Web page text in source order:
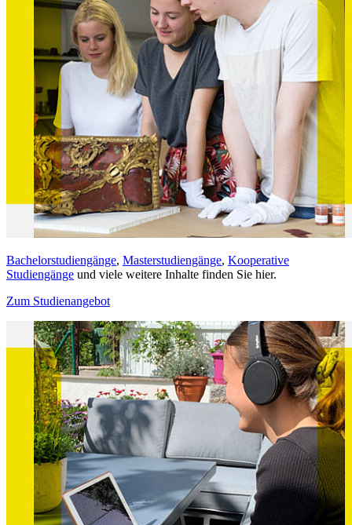
Bachelorstudiengänge, Masterstudiengänge, Kooperative
Studiengänge und viele weitere Inhalte finden Sie hier.
Zum Studienangebot